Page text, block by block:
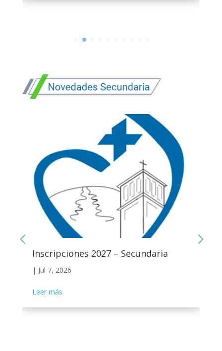
Inscripciones 2027 – Secundaria
| Jul 7, 2026
Leer más